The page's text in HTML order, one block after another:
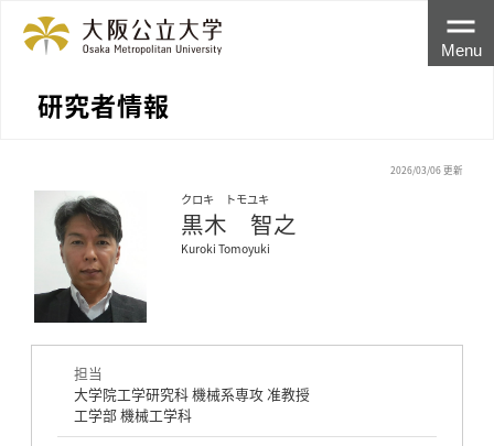
研究者情報
Menu
2026/03/06 更新
クロキ トモユキ
黒木 智之
Kuroki Tomoyuki
担当
大学院工学研究科 機械系専攻 准教授
工学部 機械工学科